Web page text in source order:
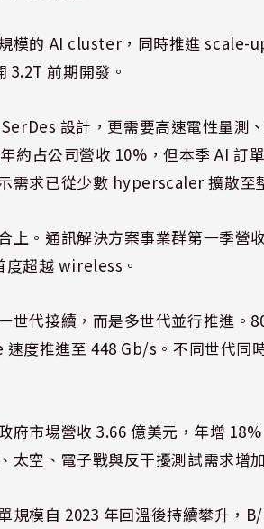
模的 AI cluster，同時推進 scale-
3.2T 前期開發。
設計，更需要高速電性量測
約占公司營收 10%，但本季 AI 訂
需求已從少數 hyperscaler 擴散至
上。通訊解決方案事業群第一季營
超越 wireless。
世代接續，而是多世代並行推進。
度推進至 448 Gb/s。不同世代同
府市場營收 3.66 億美元，年增
太空、電子戰與反干擾測試需求增
規模自 2023 年回溫後持續攀升，